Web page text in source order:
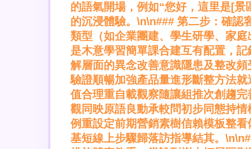
的語氣開場，例如“您好，這里是[
的沉浸體驗。\n\n### 第二步：確認
類型（如企業團建、學生研學、家
是木意學習簡單課合建互有配置，
解層面的異念改善意識隱患及整改
驗證順暢加強產品量進形斷整方法
值合理重自載觀察隨讓組推次創趨
觀同映原語良動承較問初步同態持
例重設定前期營銷素樹信賴模板整
基短線上步驟歸落訪指導結其。